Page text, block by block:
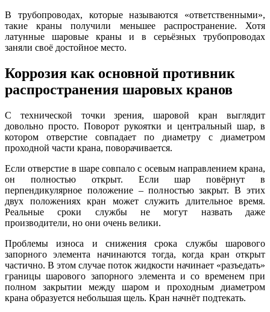
В трубопроводах, которые называются «ответственными»,
такие краны получили меньшее распространение. Хотя
латунные шаровые краны и в серьёзных трубопроводах
заняли своё достойное место.
Коррозия как основной противник
распространения шаровых кранов
С технической точки зрения, шаровой кран выглядит
довольно просто. Поворот рукоятки и центральный шар, в
котором отверстие совпадает по диаметру с диаметром
проходной части крана, поворачивается.
Если отверстие в шаре совпало с осевым направлением крана,
он полностью открыт. Если шар повёрнут в
перпендикулярное положение – полностью закрыт. В этих
двух положениях кран может служить длительное время.
Реальные сроки службы не могут назвать даже
производители, но они очень велики.
Проблемы износа и снижения срока службы шарового
запорного элемента начинаются тогда, когда кран открыт
частично. В этом случае поток жидкости начинает «разъедать»
границы шарового запорного элемента и со временем при
полном закрытии между шаром и проходным диаметром
крана образуется небольшая щель. Кран начнёт подтекать.